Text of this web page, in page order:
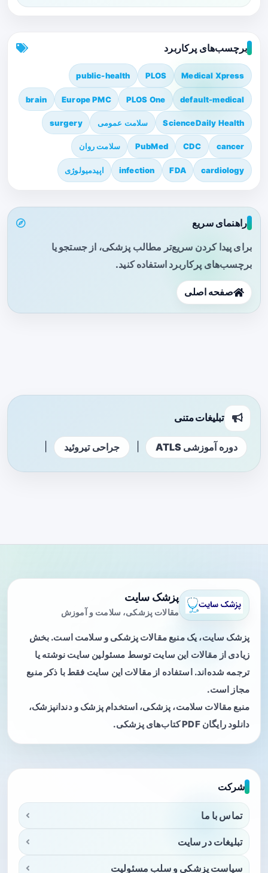
برچسب‌های پرکاربرد
Medical Xpress
PLOS
public-health
default-medical
PLOS One
Europe PMC
brain
ScienceDaily Health سلامت عمومی surgery
cancer
CDC
PubMed سلامت روان
cardiology
FDA
infection اپیدمیولوژی
راهنمای سریع
برای پیدا کردن سریع‌تر مطالب پزشکی، از جستجو یا
برچسب‌های پرکاربرد استفاده کنید.
صفحه اصلی
تبلیغات متنی
دوره آموزشی ATLS جراحی تیروئید
پزشک سایت
مقالات پزشکی، سلامت و آموزش
پزشک سایت، یک منبع مقالات پزشکی و سلامت است. بخش
زیادی از مقالات این سایت توسط مسئولین سایت نوشته یا
ترجمه شده‌اند. استفاده از مقالات این سایت فقط با ذکر منبع
مجاز است.
منبع مقالات سلامت، پزشکی، استخدام پزشک و دندانپزشک،
دانلود رایگان PDF کتاب‌های پزشکی.
شرکت
تماس با ما
تبلیغات در سایت
سیاست پزشکی و سلب مسئولیت